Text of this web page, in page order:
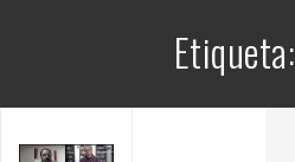
Etiqueta: